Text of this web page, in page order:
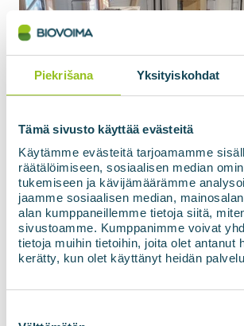
Piekrišana Yksityiskohdat
Tämä sivusto käyttää evästeitä
Käytämme evästeitä tarjoamamme
räätälöimiseen, sosiaalisen median
tukemiseen ja kävijämäärämme
jaamme sosiaalisen median,
alan kumppaneillemme tietoja siitä,
sivustoamme. Kumppanimme voivat
tietoja muihin tietoihin, joita olet antanut
kerätty, kun olet käyttänyt heidän